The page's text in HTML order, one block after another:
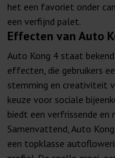
het een favoriet onder
een verfijnd palet.
Effecten van Auto
Auto Kong 4 staat
effecten, die gebruikers
stemming en creativiteit
keuze voor sociale
biedt een verfrissende en
Samenvattend, Auto
een topklasse